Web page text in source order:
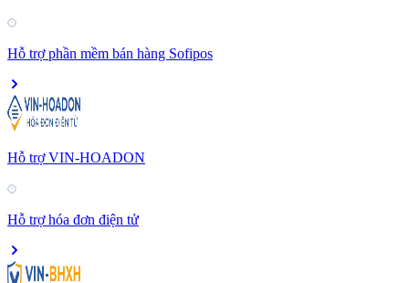
Hỗ trợ phần mềm bán hàng Sofipos
Hỗ trợ VIN-HOADON
Hỗ trợ hóa đơn điện tử